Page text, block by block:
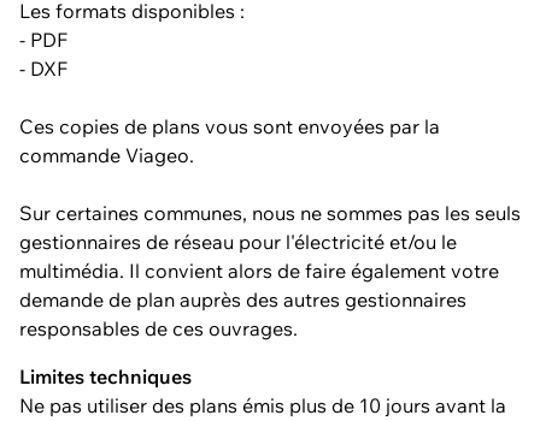
Les formats disponibles :
- PDF
- DXF
Ces copies de plans vous sont envoyées par la
commande Viageo.
Sur certaines communes, nous ne sommes pas les seuls
gestionnaires de réseau pour l'électricité et/ou le
multimédia. Il convient alors de faire également votre
demande de plan auprès des autres gestionnaires
responsables de ces ouvrages.
Limites techniques
Ne pas utiliser des plans émis plus de 10 jours avant la